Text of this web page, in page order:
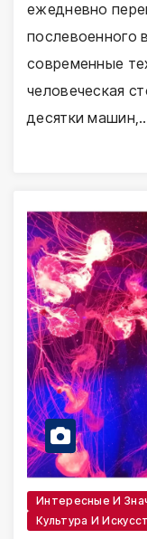
ежедневно
послевоенного
современные
человеческая
десятки
Интересные И
Культура И